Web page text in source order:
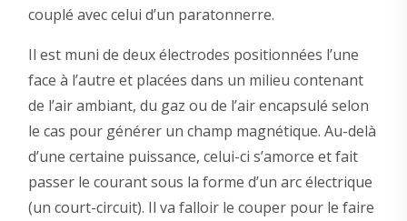
couplé avec celui d’un paratonnerre.
Il est muni de deux électrodes positionnées l’une
face à l’autre et placées dans un milieu contenant
de l’air ambiant, du gaz ou de l’air encapsulé selon
le cas pour générer un champ magnétique. Au-delà
d’une certaine puissance, celui-ci s’amorce et fait
passer le courant sous la forme d’un arc électrique
(un court-circuit). Il va falloir le couper pour le faire